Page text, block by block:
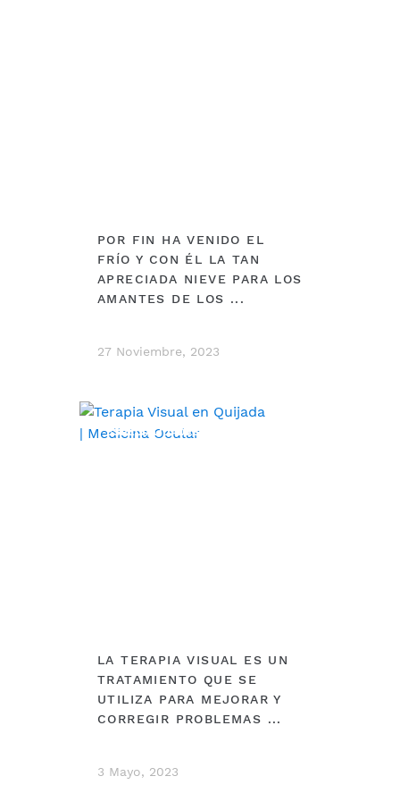
POR FIN HA VENIDO EL
FRÍO Y CON ÉL LA TAN
APRECIADA NIEVE PARA LOS
AMANTES DE LOS ...
27 Noviembre, 2023
ESPECIALIDADES
LA TERAPIA VISUAL ES UN
TRATAMIENTO QUE SE
UTILIZA PARA MEJORAR Y
CORREGIR PROBLEMAS ...
3 Mayo, 2023